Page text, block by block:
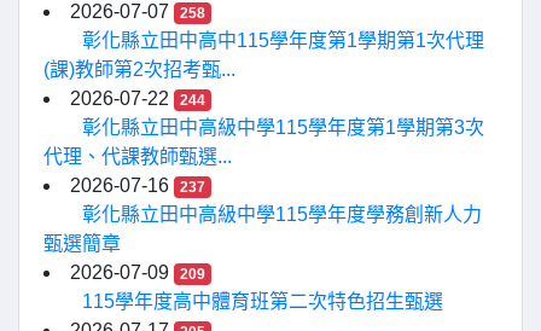
2026-07-07
258
彰化縣立田中高中115學年度第1學期第1次代理
(課)教師第2次招考甄...
2026-07-22
244
彰化縣立田中高級中學115學年度第1學期第3次
代理、代課教師甄選...
2026-07-16
237
彰化縣立田中高級中學115學年度學務創新人力
甄選簡章
2026-07-09
209
115學年度高中體育班第二次特色招生甄選